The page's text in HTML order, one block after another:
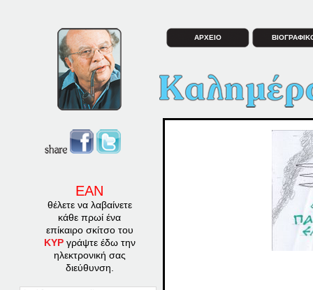
ΕΑΝ
θέλετε να λαβαίνετε
κάθε πρωί ένα
επίκαιρο σκίτσο του
ΚΥΡγράψτε έδω την
ηλεκτρονική σας
διεύθυνση.
ΑΡΧΕΙΟ